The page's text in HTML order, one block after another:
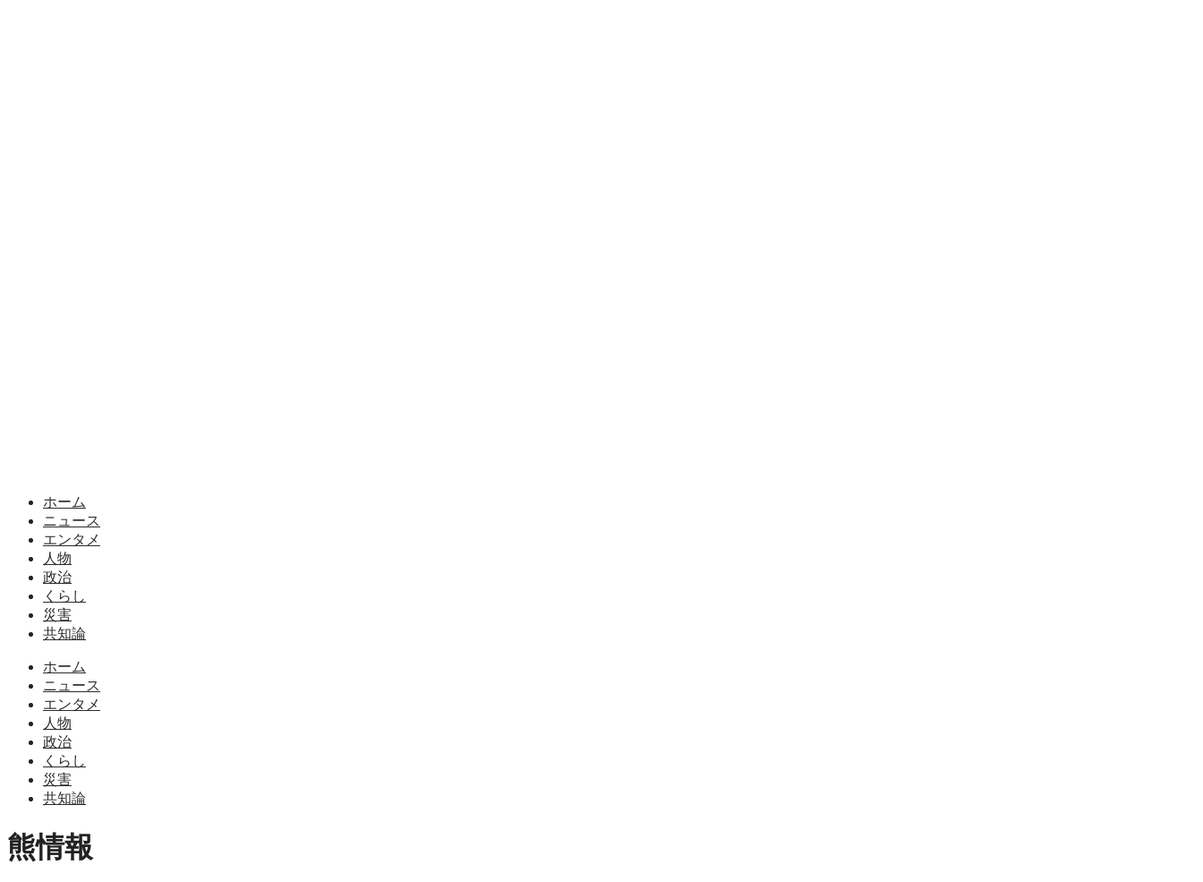
ホーム
ニュース
エンタメ
人物
政治
くらし
災害
共知論
ホーム
ニュース
エンタメ
人物
政治
くらし
災害
共知論
熊情報